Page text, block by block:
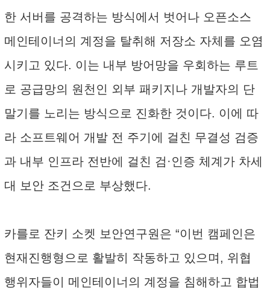
한 서버를 공격하는 방식에서 벗어나 오픈소스
메인테이너의 계정을 탈취해 저장소 자체를 오염
시키고 있다. 이는 내부 방어망을 우회하는 루트
로 공급망의 원천인 외부 패키지나 개발자의 단
말기를 노리는 방식으로 진화한 것이다. 이에 따
라 소프트웨어 개발 전 주기에 걸친 무결성 검증
과 내부 인프라 전반에 걸친 검·인증 체계가 차세
대 보안 조건으로 부상했다.
카를로 잔키 소켓 보안연구원은 “이번 캠페인은
현재진행형으로 활발히 작동하고 있으며, 위협
행위자들이 메인테이너의 계정을 침해하고 합법